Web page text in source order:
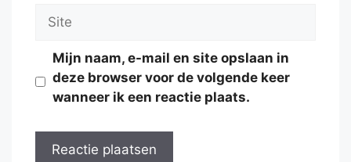
Site
Mijn naam, e-mail en site opslaan in
deze browser voor de volgende keer
wanneer ik een reactie plaats.